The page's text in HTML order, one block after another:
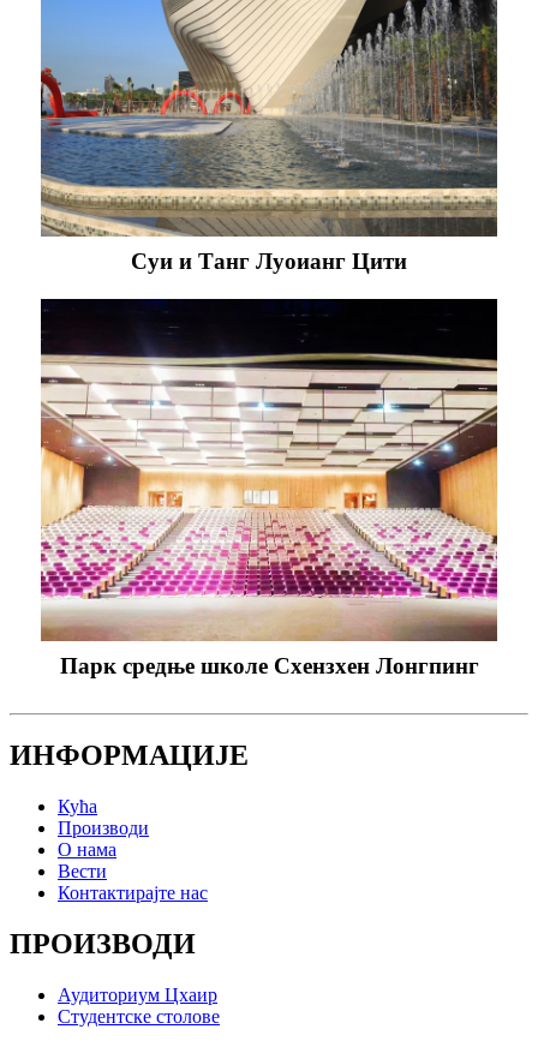
Суи и Танг Луоианг Цити
Парк средње школе Схензхен Лонгпинг
ИНФОРМАЦИЈЕ
Кућа
Производи
О нама
Вести
Контактирајте нас
ПРОИЗВОДИ
Аудиториум Цхаир
Студентске столове